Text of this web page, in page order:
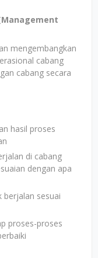
mengembangkan
cabang
cabang secara
hasil proses
di cabang
dengan apa
berjalan sesuai
proses-proses